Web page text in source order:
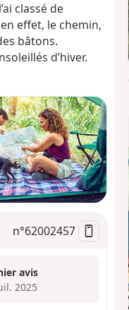
classé de
effet, le chemin,
bâtons.
d’hiver.
n°62002457
avis
2025